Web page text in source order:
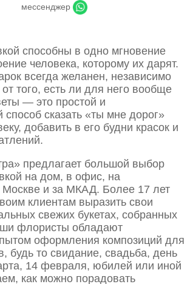
мессенджер
способны в одно мгновение
человека, которому их дарят.
всегда желанен, независимо
того, есть ли для него вообще
— это простой и
способ сказать «ты мне дорог»
добавить в его будни красок и
предлагает большой выбор
на дом, в офис, на
Москве и за МКАД. Более 17 лет
клиентам выразить свои
свежих букетах, собранных
флористы обладают
оформления композиций для
будь то свидание, свадьба, день
14 февраля, юбилей или иной
как можно порадовать